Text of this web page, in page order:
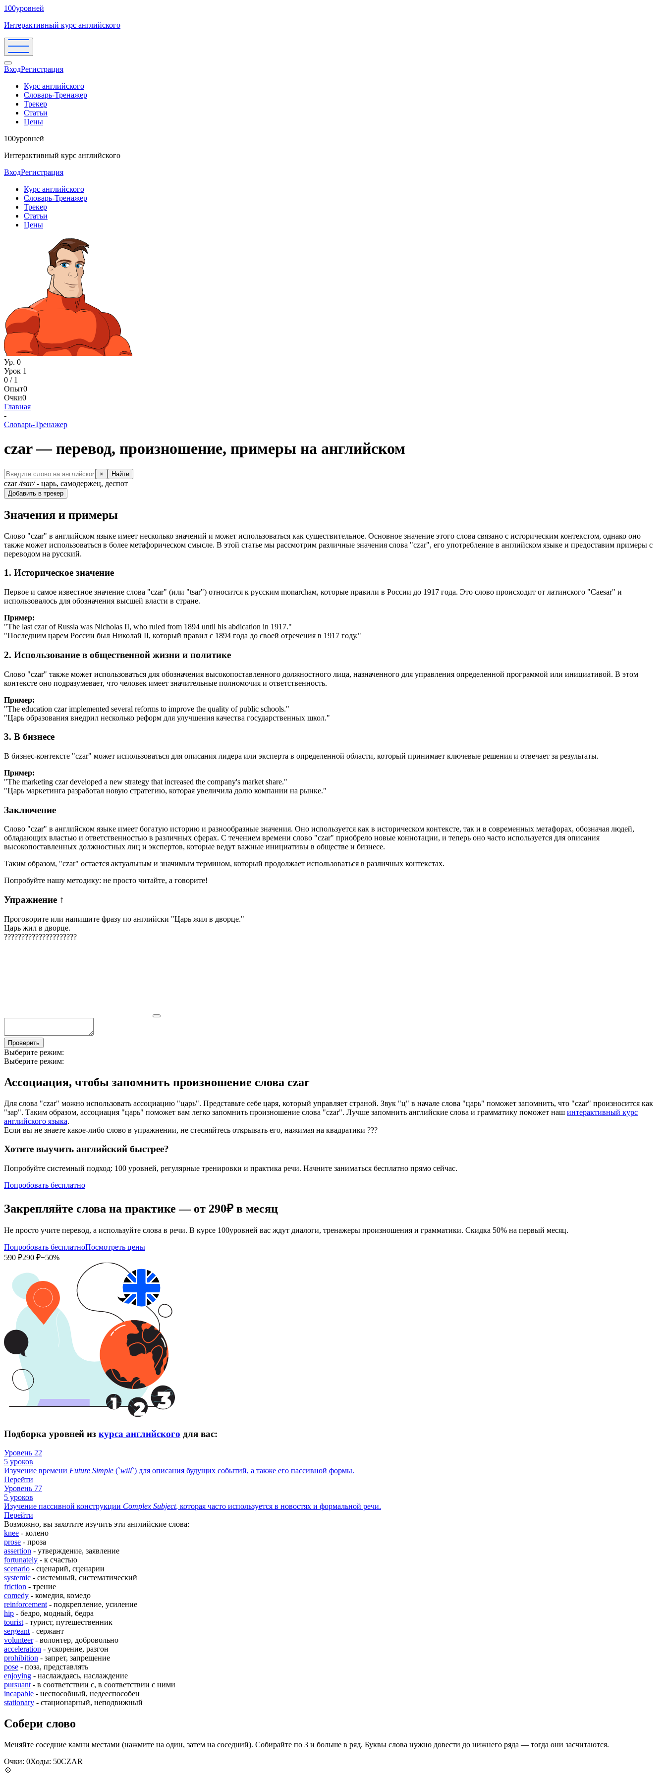
100уровней
Интерактивный курс английского
ВходРегистрация
Курс английского
Словарь-Тренажер
Трекер
Статьи
Цены
100уровней
Интерактивный курс английского
ВходРегистрация
Курс английского
Словарь-Тренажер
Трекер
Статьи
Цены
Ур. 0
Урок 1
0 / 1
Опыт0
Очки0
Главная
-
Словарь-Тренажер
czar — перевод, произношение, примеры на английском
× Найти
czar /tsɑr/- царь, самодержец, деспот
Добавить в трекер
Значения и примеры
Слово "czar" в английском языке имеет несколько значений и может использоваться как существительное. Основное значение этого слова связано с историческим контекстом, однако оно
также может использоваться в более метафорическом смысле. В этой статье мы рассмотрим различные значения слова "czar", его употребление в английском языке и предоставим примеры с
переводом на русский.
1. Историческое значение
Первое и самое известное значение слова "czar" (или "tsar") относится к русским monarchам, которые правили в России до 1917 года. Это слово происходит от латинского "Caesar" и
использовалось для обозначения высшей власти в стране.
Пример:
"The last czar of Russia was Nicholas II, who ruled from 1894 until his abdication in 1917."
"Последним царем России был Николай II, который правил с 1894 года до своей отречения в 1917 году."
2. Использование в общественной жизни и политике
Слово "czar" также может использоваться для обозначения высокопоставленного должностного лица, назначенного для управления определенной программой или инициативой. В этом
контексте оно подразумевает, что человек имеет значительные полномочия и ответственность.
Пример:
"The education czar implemented several reforms to improve the quality of public schools."
"Царь образования внедрил несколько реформ для улучшения качества государственных школ."
3. В бизнесе
В бизнес-контексте "czar" может использоваться для описания лидера или эксперта в определенной области, который принимает ключевые решения и отвечает за результаты.
Пример:
"The marketing czar developed a new strategy that increased the company's market share."
"Царь маркетинга разработал новую стратегию, которая увеличила долю компании на рынке."
Заключение
Слово "czar" в английском языке имеет богатую историю и разнообразные значения. Оно используется как в историческом контексте, так и в современных метафорах, обозначая людей,
обладающих властью и ответственностью в различных сферах. С течением времени слово "czar" приобрело новые коннотации, и теперь оно часто используется для описания
высокопоставленных должностных лиц и экспертов, которые ведут важные инициативы в обществе и бизнесе.
Таким образом, "czar" остается актуальным и значимым термином, который продолжает использоваться в различных контекстах.
Попробуйте нашу методику: не просто читайте, а говорите!
Упражнение ↑
Проговорите или напишите фразу по английски "Царь жил в дворце."
Царь жил в дворце.
?????????????????????
Проверить
Выберите режим:
Выберите режим:
Ассоциация, чтобы запомнить произношение слова czar
Для слова "czar" можно использовать ассоциацию "царь". Представьте себе царя, который управляет страной. Звук "ц" в начале слова "царь" поможет запомнить, что "czar" произносится как
"зар". Таким образом, ассоциация "царь" поможет вам легко запомнить произношение слова "czar". Лучше запомнить английские слова и грамматику поможет наш интерактивный курс
английского языка.
Если вы не знаете какое-либо слово в упражнении, не стесняйтесь открывать его, нажимая на квадратики ???
Хотите выучить английский быстрее?
Попробуйте системный подход: 100 уровней, регулярные тренировки и практика речи. Начните заниматься бесплатно прямо сейчас.
Попробовать бесплатно
Закрепляйте слова на практике — от 290₽ в месяц
Не просто учите перевод, а используйте слова в речи. В курсе 100уровней вас ждут диалоги, тренажеры произношения и грамматики. Скидка 50% на первый месяц.
Попробовать бесплатноПосмотреть цены
590 ₽290 ₽−50%
Подборка уровней из курса английского для вас:
Уровень 22
5 уроков
Изучение времени Future Simple (`will`) для описания будущих событий, а также его пассивной формы.
Перейти
Уровень 77
5 уроков
Изучение пассивной конструкции Complex Subject, которая часто используется в новостях и формальной речи.
Перейти
Возможно, вы захотите изучить эти английские слова:
knee - колено
prose - проза
assertion - утверждение, заявление
fortunately - к счастью
scenario - сценарий, сценарии
systemic - системный, систематический
friction - трение
comedy - комедия, комедо
reinforcement - подкрепление, усиление
hip - бедро, модный, бедра
tourist - турист, путешественник
sergeant - сержант
volunteer- волонтер, добровольно
acceleration - ускорение, разгон
prohibition - запрет, запрещение
pose - поза, представлять
enjoying - наслаждаясь, наслаждение
pursuant - в соответствии с, в соответствии с ними
incapable - неспособный, недееспособен
stationary - стационарный, неподвижный
Собери слово
Меняйте соседние камни местами (нажмите на один, затем на соседний). Собирайте по 3 и больше в ряд. Буквы слова нужно довести до нижнего ряда — тогда они засчитаются.
Очки: 0Ходы: 50CZAR
💠